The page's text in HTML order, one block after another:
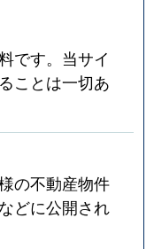
です。当サイ
ことは一切あ
の不動産物件
どに公開され